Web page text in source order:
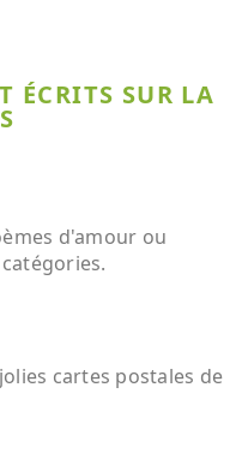
ÉCRITS SUR LA
d'amour ou
cartes postales de